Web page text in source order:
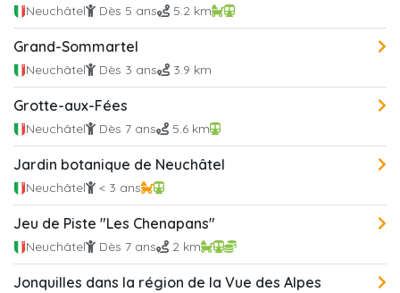
Neuchâtel Dès 5 ans 5.2 km
Grand-Sommartel
Neuchâtel Dès 3 ans 3.9 km
Grotte-aux-Fées
Neuchâtel Dès 7 ans 5.6 km
Jardin botanique de Neuchâtel
Neuchâtel < 3 ans
Jeu de Piste "Les Chenapans"
Neuchâtel Dès 7 ans 2 km
Jonquilles dans la région de la Vue des Alpes